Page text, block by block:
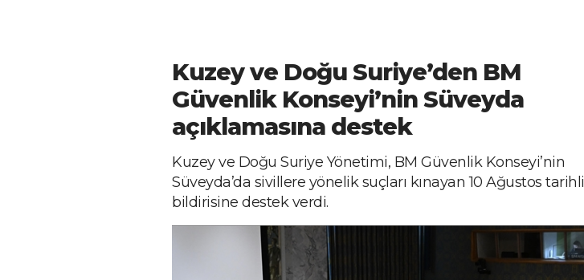
Kuzey ve Doğu Suriye’den BM
Güvenlik Konseyi’nin Süveyda
açıklamasına destek
Kuzey ve Doğu Suriye Yönetimi, BM Güvenlik Konseyi’nin
Süveyda’da sivillere yönelik suçları kınayan 10 Ağustos tarihli
bildirisine destek verdi.